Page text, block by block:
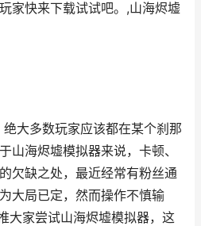
家快来下载试试吧。,山海烬墟
大多数玩家应该都在某个刹那
山海烬墟模拟器来说，卡顿、
欠缺之处，最近经常有粉丝通
大局已定，然而操作不慎输
大家尝试山海烬墟模拟器，这